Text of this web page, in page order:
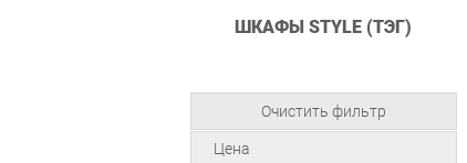
ШКАФЫ STYLE (ТЭГ)
Очистить фильтр
Цена